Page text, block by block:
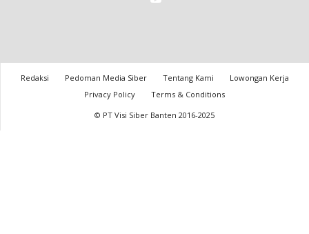
Redaksi Pedoman Media Siber Tentang Kami
Lowongan Kerja
Privacy Policy
Terms & Conditions
© PT Visi Siber Banten 2016-2025